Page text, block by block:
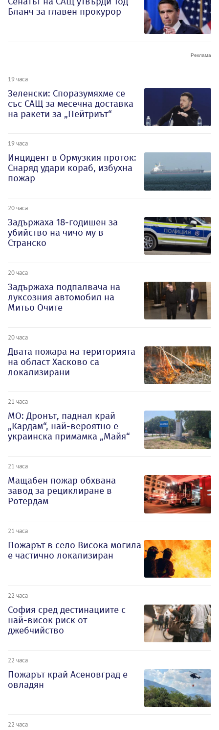
Бланч за главен прокурор
19 часа
Зеленски: Споразумяхме се
със САЩ за месечна доставка
на ракети за „Пейтриът“
19 часа
Инцидент в Ормузкия проток:
Снаряд удари кораб, избухна
пожар
20 часа
Задържаха 18-годишен за
убийство на чичо му в
Странско
20 часа
Задържаха подпалвача на
луксозния автомобил на
Митьо Очите
20 часа
Двата пожара на територията
на област Хасково са
локализирани
21 часа
МО: Дронът, паднал край
„Кардам“, най-вероятно е
украинска примамка „Майя“
21 часа
Мащабен пожар обхвана
завод за рециклиране в
Ротердам
21 часа
Пожарът в село Висока могила
е частично локализиран
22 часа
София сред дестинациите с
най-висок риск от
джебчийство
22 часа
Пожарът край Асеновград е
овладян
22 часа